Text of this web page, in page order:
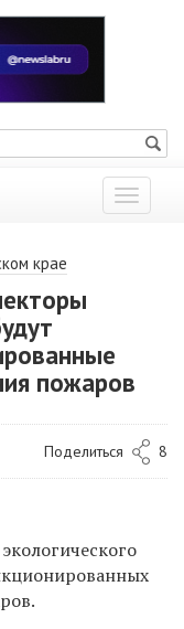
Показать
меню
крае
пожаров
Поделиться 8